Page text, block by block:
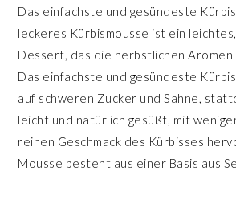
Das einfachste und gesündeste
leckeres Kürbismousse ist ein
Dessert, das die herbstlichen
Das einfachste und gesündeste
auf schweren Zucker und Sahne,
leicht und natürlich gesüßt, mit
reinen Geschmack des Kürbisses
Mousse besteht aus einer Basis aus